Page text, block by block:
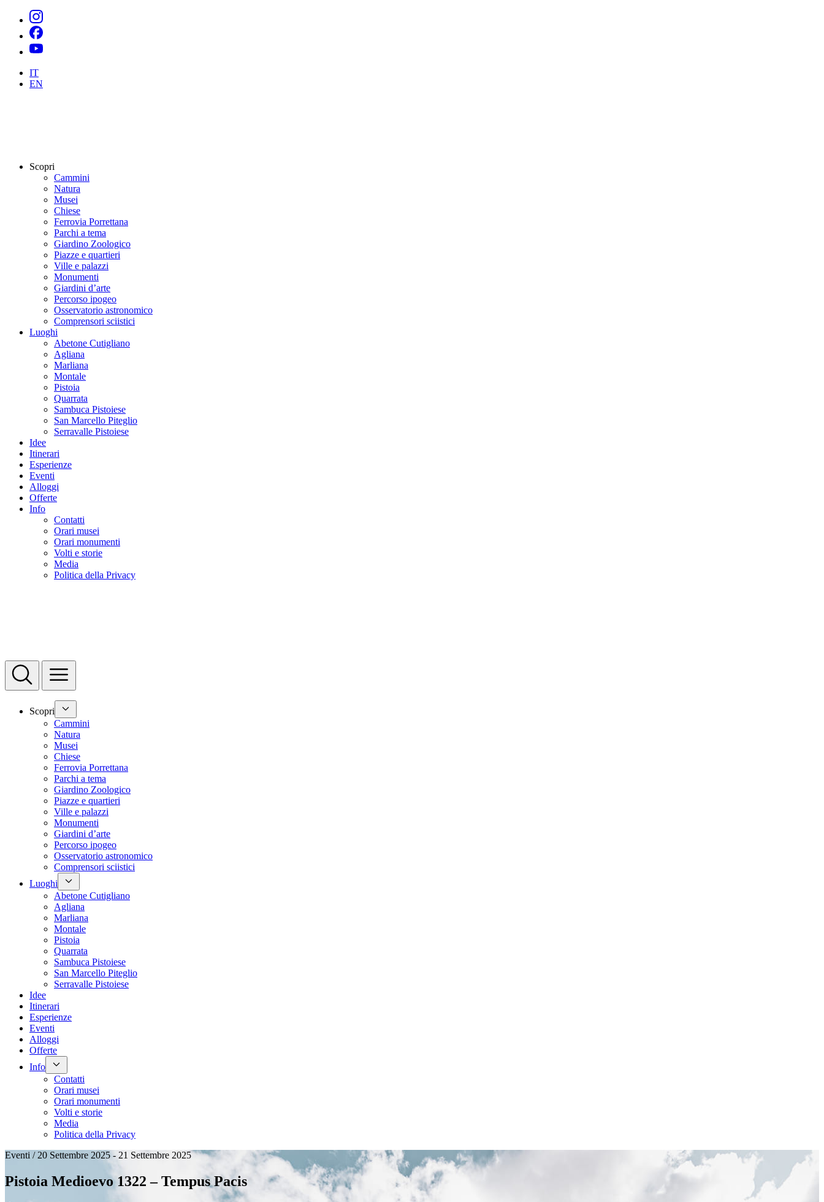
IT
EN
Scopri
Cammini
Natura
Musei
Chiese
Ferrovia Porrettana
Parchi a tema
Giardino Zoologico
Piazze e quartieri
Ville e palazzi
Monumenti
Giardini d’arte
Percorso ipogeo
Osservatorio astronomico
Comprensori sciistici
Luoghi
Abetone Cutigliano
Agliana
Marliana
Montale
Pistoia
Quarrata
Sambuca Pistoiese
San Marcello Piteglio
Serravalle Pistoiese
Idee
Itinerari
Esperienze
Eventi
Alloggi
Offerte
Info
Contatti
Orari musei
Orari monumenti
Volti e storie
Media
Politica della Privacy
Scopri
Cammini
Natura
Musei
Chiese
Ferrovia Porrettana
Parchi a tema
Giardino Zoologico
Piazze e quartieri
Ville e palazzi
Monumenti
Giardini d’arte
Percorso ipogeo
Osservatorio astronomico
Comprensori sciistici
Luoghi
Abetone Cutigliano
Agliana
Marliana
Montale
Pistoia
Quarrata
Sambuca Pistoiese
San Marcello Piteglio
Serravalle Pistoiese
Idee
Itinerari
Esperienze
Eventi
Alloggi
Offerte
Info
Contatti
Orari musei
Orari monumenti
Volti e storie
Media
Politica della Privacy
Eventi / 20 Settembre 2025 - 21 Settembre 2025
Pistoia Medioevo 1322 – Tempus Pacis